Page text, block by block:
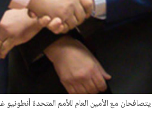
الأمين العام للأمم المتحدة أنطونيو غوتيريش،